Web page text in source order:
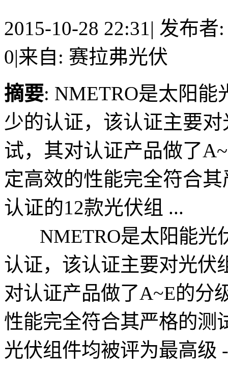
2015-10-28 22:31| 发布者
0|来自: 赛拉弗光伏
摘要: NMETRO是太阳
少的认证，该认证主要
试，其对认证产品做了
定高效的性能完全符合
认证的12款光伏组 ...
NMETRO是太阳能光
认证，该认证主要对光伏
对认证产品做了A~E的分
性能完全符合其严格的测
光伏组件均被评为最高级